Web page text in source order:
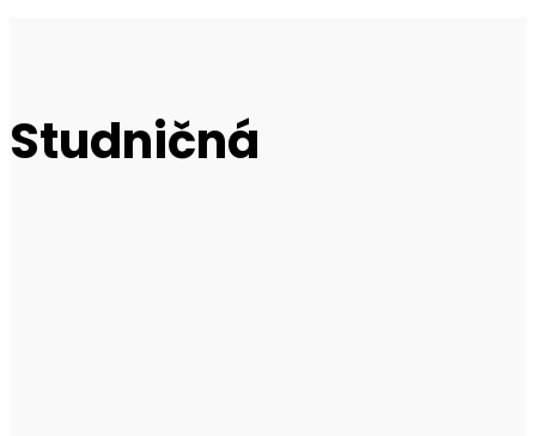
Studničná